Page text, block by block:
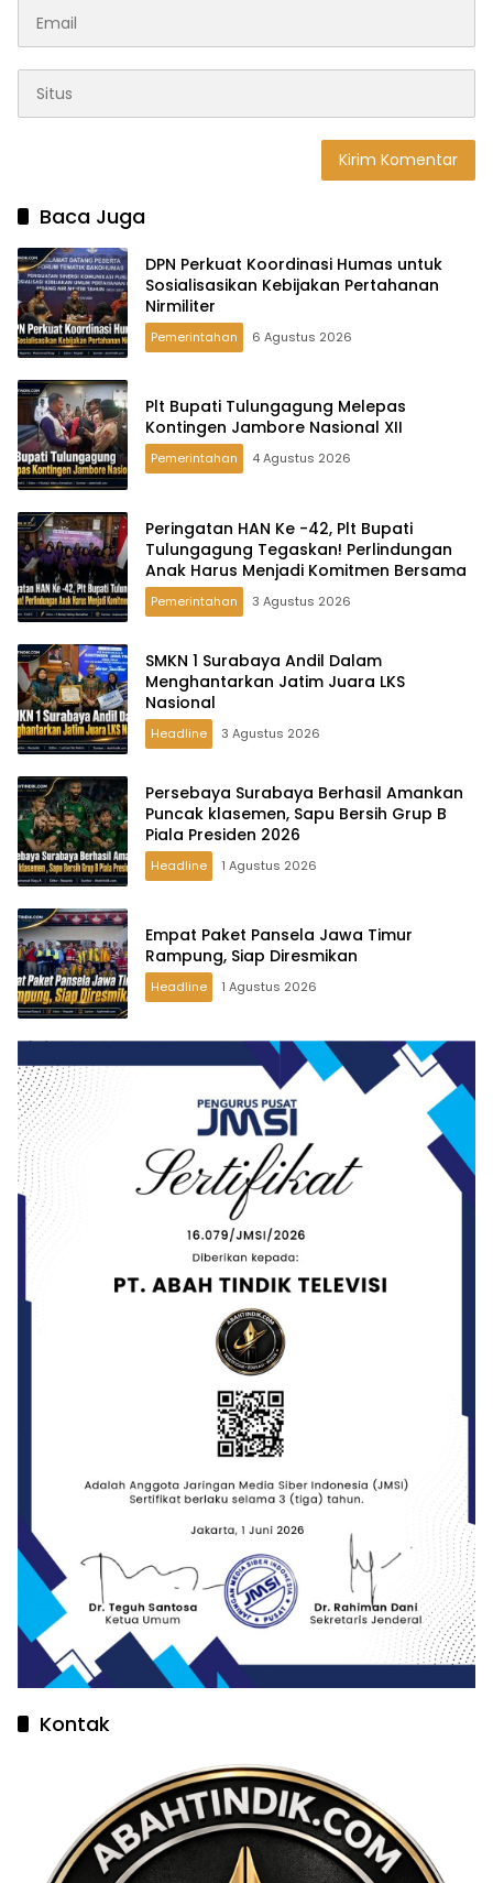
Baca Juga
DPN Perkuat Koordinasi Humas untuk
Sosialisasikan Kebijakan Pertahanan
Nirmiliter
Pemerintahan 6 Agustus 2026
Plt Bupati Tulungagung Melepas
Kontingen Jambore Nasional XII
Pemerintahan 4 Agustus 2026
Peringatan HAN Ke -42, Plt Bupati
Tulungagung Tegaskan! Perlindungan
Anak Harus Menjadi Komitmen Bersama
Pemerintahan 3 Agustus 2026
SMKN 1 Surabaya Andil Dalam
Menghantarkan Jatim Juara LKS
Nasional
Headline 3 Agustus 2026
Persebaya Surabaya Berhasil Amankan
Puncak klasemen, Sapu Bersih Grup B
Piala Presiden 2026
Headline 1 Agustus 2026
Empat Paket Pansela Jawa Timur
Rampung, Siap Diresmikan
Headline 1 Agustus 2026
Kontak